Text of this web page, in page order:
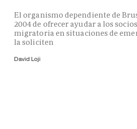
El organismo dependiente de
2004 de ofrecer ayudar a los
migratoria en situaciones de
la soliciten
David Loji